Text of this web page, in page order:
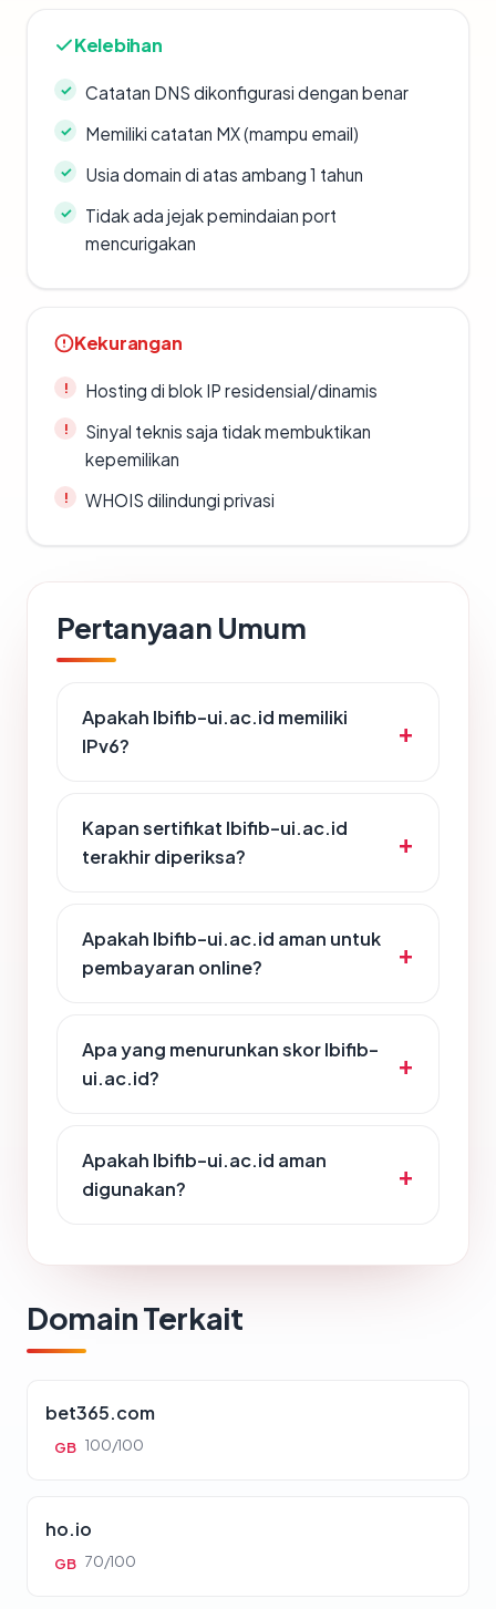
Kelebihan
Catatan DNS dikonfigurasi dengan benar
Memiliki catatan MX (mampu email)
Usia domain di atas ambang 1 tahun
Tidak ada jejak pemindaian port
mencurigakan
Kekurangan
Hosting di blok IP residensial/dinamis
Sinyal teknis saja tidak membuktikan
kepemilikan
WHOIS dilindungi privasi
Pertanyaan Umum
Apakah lbifib-ui.ac.id memiliki
IPv6?
Kapan sertifikat lbifib-ui.ac.id
terakhir diperiksa?
Apakah lbifib-ui.ac.id aman untuk
pembayaran online?
Apa yang menurunkan skor lbifib-
ui.ac.id?
Apakah lbifib-ui.ac.id aman
digunakan?
Domain Terkait
bet365.com
GB 100/100
ho.io
GB 70/100